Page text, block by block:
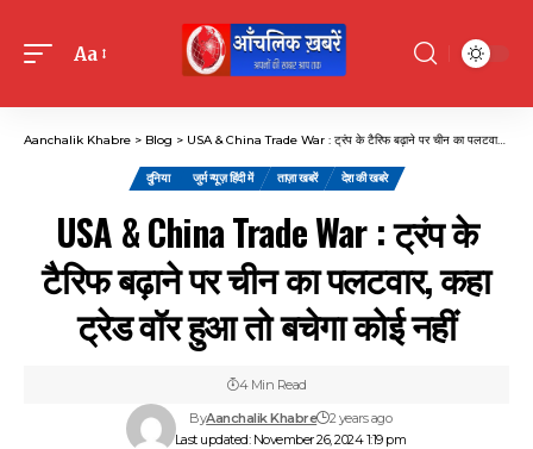
Font
Aa
Aanchalik Khabre > Blog > USA & China Trade War : ट्रंप के टैरिफ बढ़ाने पर चीन का पलटवार, कहा ट्रेड वॉर हुआ तो बचेगा कोई नहीं
दुनिया जुर्म न्यूज़ हिंदी में ताज़ा खबरें देश की खबरे
USA & China Trade War : ट्रंप के
टैरिफ बढ़ाने पर चीन का पलटवार, कहा
ट्रेड वॉर हुआ तो बचेगा कोई नहीं
Last updated: November 26, 2024 1:19 pm
ByAanchalik Khabre 2 years ago
4 Min Read